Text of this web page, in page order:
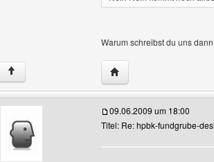
Warum schreibst du uns
↑ Website dieses
09.06.2009 um 18:00
Titel: Re: hpbk-fundgrube-